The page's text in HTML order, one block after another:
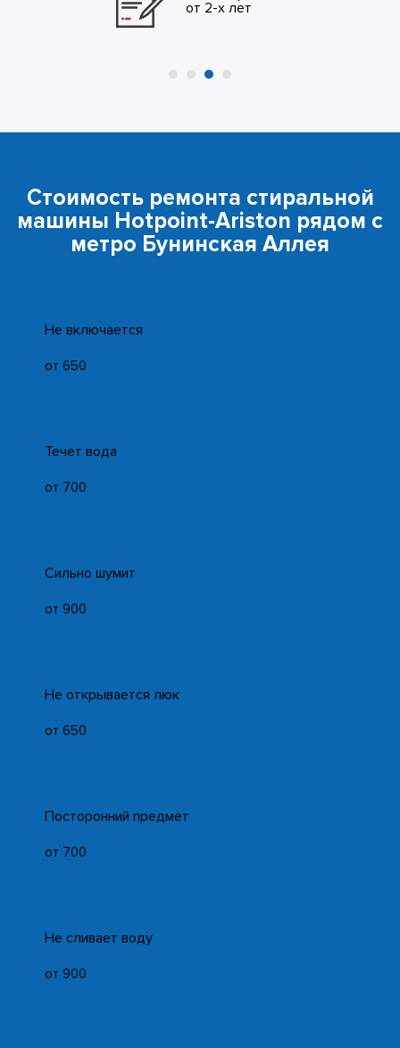
от 2-х лет
Стоимость ремонта стиральной
машины Hotpoint-Ariston рядом с
метро Бунинская Аллея
Не включается
от 650
Течет вода
от 700
Сильно шумит
от 900
Не открывается люк
от 650
Посторонний предмет
от 700
Не сливает воду
от 900